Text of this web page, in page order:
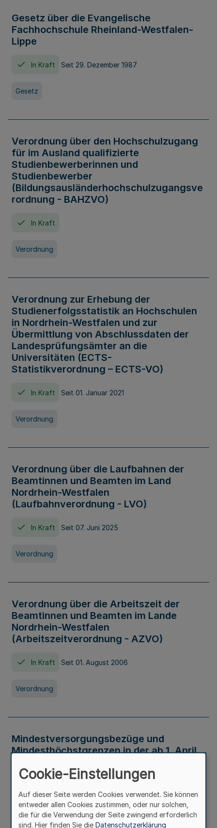
Gesetz über die Evangelische
Fachhochschule Rheinland-Westfalen-
Lippe
In Kraft Seit 29. Dezember 1987
Gesetz
Verordnung über den Hochschulzugang
für im Ausland qualifizierte
Studienbewerberinnen und
Studienbewerber
(Bildungsausländerhochschulzugangsve
rordnung - BAHZVO)
In Kraft
Verordnung
Verordnung zur Erhebung der
Studienerfolgsstatistik an Hochschulen
in Nordrhein-Westfalen und zur
Übermittlung von Abschlussdaten der
Landesprüfungsämter an die
Universitäten (ECTS-
Statistikverordnung – ECTS-VO)
In Kraft Seit 01. Januar 2021
Verordnung
Verordnung über die Laufbahnen der
Beamtinnen und Beamten im Land
Nordrhein-Westfalen
(Laufbahnverordnung - LVO)
In Kraft Seit 07. Juni 2025
Verordnung
Verordnung über die Arbeitszeit der
Beamtinnen und Beamten im Lande
Nordrhein-Westfalen
(Arbeitszeitverordnung - AZVO)
In Kraft Seit 01. August 2006
Verordnung
Mindestversorgungsbezüge und
Mindesthöchstgrenzen in der ab 1. April
Verwaltungsvorschrift
Cookie-Einstellungen
Auf dieser Seite werden Cookies verwendet. Sie können
entweder allen Cookies zustimmen, oder nur solchen,
die für die Verwendung der Seite zwingend erforderlich
sind. Hier finden Sie die Datenschutzerklärung